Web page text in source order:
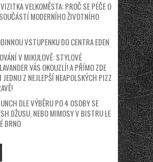
VELKOMĚSTA: PROČ SE PÉČE O
MODERNÍHO ŽIVOTNÍHO
VSTUPENKU DO CENTRA EDEN
V MIKULOVĚ: STYLOVÉ
VÁS OKOUZLÍ! A PŘÍMO ZDE
JEDNU Z NEJLEPŠÍ NEAPOLSKÝCH PIZZ
DLE VÝBĚRU PO 4 OSOBY SE
DŽUSU, NEBO MIMOSY V BISTRU LE
BRNO